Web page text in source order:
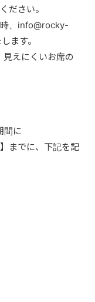
ださい。
、info@rocky-
ます。
えにくいお席の
間に
】までに、下記を記